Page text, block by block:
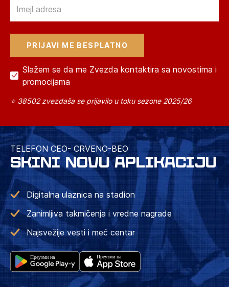
Slažem se da me Zvezda kontaktira sa novostima i
promocijama
⭐ 38502 zvezdaša se prijavilo u toku sezone 2025/26
TELEFON CEO- CRVENO-BEO
SKINI NOVU APLIKACIJU
Digitalna ulaznica na stadion
Zanimljiva takmičenja i vredne nagrade
Najsvežije vesti i meč centar